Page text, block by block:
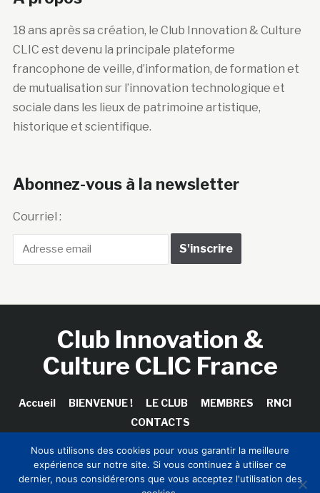
18 ans après sa création, le Club Innovation & Culture
CLIC est devenu la principale plateforme
francophone de veille, d’information, de formation et
de mutualisation sur l’innovation technologique et
sociale dans les lieux de patrimoine artistique,
historique et scientifique.
Abonnez-vous à la newsletter
Courriel :
Club Innovation &
Culture CLIC France
Accueil BIENVENUE ! LE CLUB MEMBRES
RNCI
CONTACTS
Copyright © 2026 Club Innovation & Culture CLIC France /
Nous utilisons des cookies pour vous garantir la meilleure
expérience sur notre site. Si vous continuez à utiliser ce
dernier, nous considérerons que vous acceptez l'utilisation des